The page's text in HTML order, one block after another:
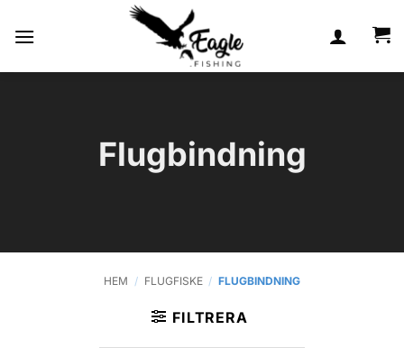
Flugbindning
HEM / FLUGFISKE / FLUGBINDNING
FILTRERA